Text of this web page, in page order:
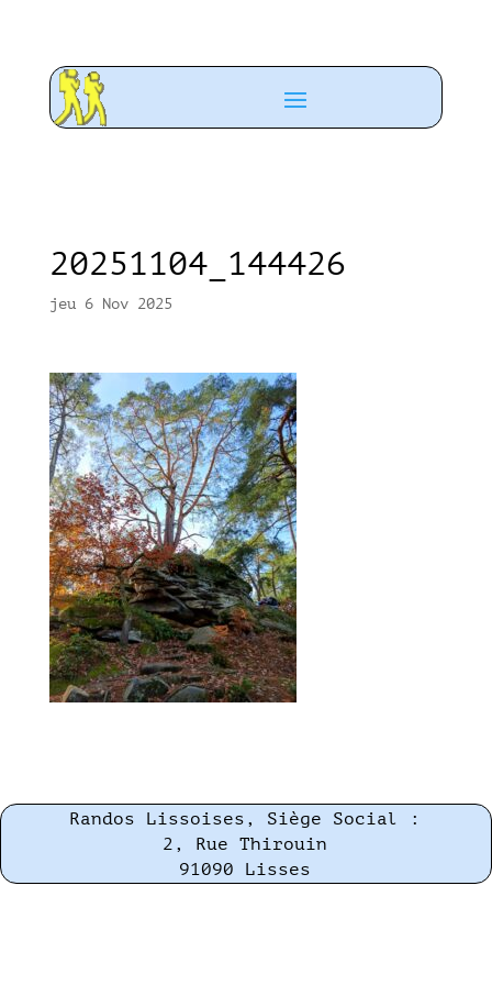
20251104_144426
jeu 6 Nov 2025
Randos Lissoises, Siège Social :
2, Rue Thirouin
91090 Lisses